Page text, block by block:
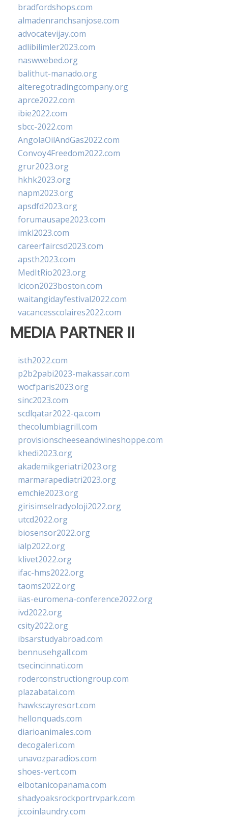
bradfordshops.com
almadenranchsanjose.com
advocatevijay.com
adlibilimler2023.com
naswwebed.org
balithut-manado.org
alteregotradingcompany.org
aprce2022.com
ibie2022.com
sbcc-2022.com
AngolaOilAndGas2022.com
Convoy4Freedom2022.com
grur2023.org
hkhk2023.org
napm2023.org
apsdfd2023.org
forumausape2023.com
imkl2023.com
careerfaircsd2023.com
apsth2023.com
MedItRio2023.org
lcicon2023boston.com
waitangidayfestival2022.com
vacancesscolaires2022.com
MEDIA PARTNER II
isth2022.com
p2b2pabi2023-makassar.com
wocfparis2023.org
sinc2023.com
scdlqatar2022-qa.com
thecolumbiagrill.com
provisionscheeseandwineshoppe.com
khedi2023.org
akademikgeriatri2023.org
marmarapediatri2023.org
emchie2023.org
girisimselradyoloji2022.org
utcd2022.org
biosensor2022.org
ialp2022.org
klivet2022.org
ifac-hms2022.org
taoms2022.org
iias-euromena-conference2022.org
ivd2022.org
csity2022.org
ibsarstudyabroad.com
bennusehgall.com
tsecincinnati.com
roderconstructiongroup.com
plazabatai.com
hawkscayresort.com
hellonquads.com
diarioanimales.com
decogaleri.com
unavozparadios.com
shoes-vert.com
elbotanicopanama.com
shadyoaksrockportrvpark.com
jccoinlaundry.com